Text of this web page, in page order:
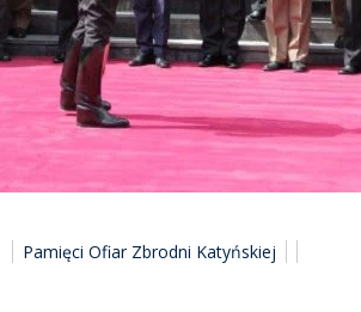
Pamięci Ofiar Zbrodni Katyńskiej